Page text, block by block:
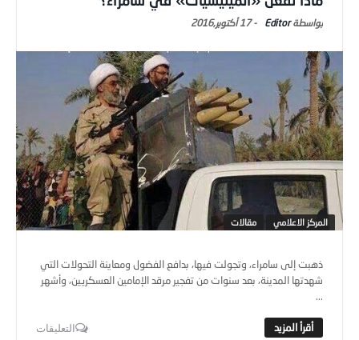
Editor
-17 أكتوبر,2016
المركز الاعلامي مقالات
ذهبت إلى سامراء، وتجولت فيها، بدافع الفضول ومعاينة التحولات التي
شهدتها المدينة، بعد سنوات من تفجير مرقد الإمامين العسكريين، وأشهر
...
التعليقات